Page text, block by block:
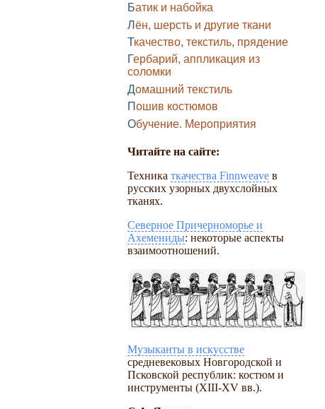
Батик и набойка
Лён, шерсть и другие ткани
Ткачество, текстиль, прядение
Гербарий, аппликация из
соломки
Домашний текстиль
Пошив костюмов
Обучение. Мероприятия
Читайте на сайте:
Техника ткачества Finnweave в
русских узорных двухслойных
тканях.
Северное Причерноморье и
Ахемениды: некоторые аспекты
взаимоотношений.
Музыканты в искусстве
средневековых Новгородской и
Псковской республик: костюм и
инструменты (XIII-XV вв.).